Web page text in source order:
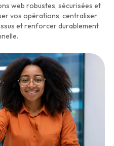
web robustes, sécurisées et
vos opérations, centraliser
et renforcer durablement